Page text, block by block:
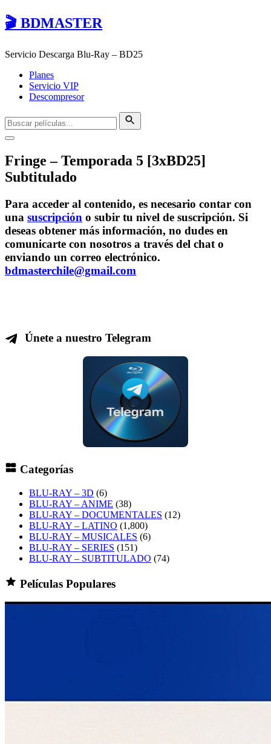
🎬 BDMASTER
Servicio Descarga Blu-Ray – BD25
Planes
Servicio VIP
Descompresor
Fringe – Temporada 5 [3xBD25]
Subtitulado
Para acceder al contenido, es necesario contar con
una suscripción o subir tu nivel de suscripción. Si
deseas obtener más información, no dudes en
comunicarte con nosotros a través del chat o
enviando un correo electrónico.
bdmasterchile@gmail.com
Únete a nuestro Telegram
Categorías
BLU-RAY – 3D (6)
BLU-RAY – ANIME (38)
BLU-RAY – DOCUMENTALES (12)
BLU-RAY – LATINO (1,800)
BLU-RAY – MUSICALES (6)
BLU-RAY – SERIES (151)
BLU-RAY – SUBTITULADO (74)
Películas Populares